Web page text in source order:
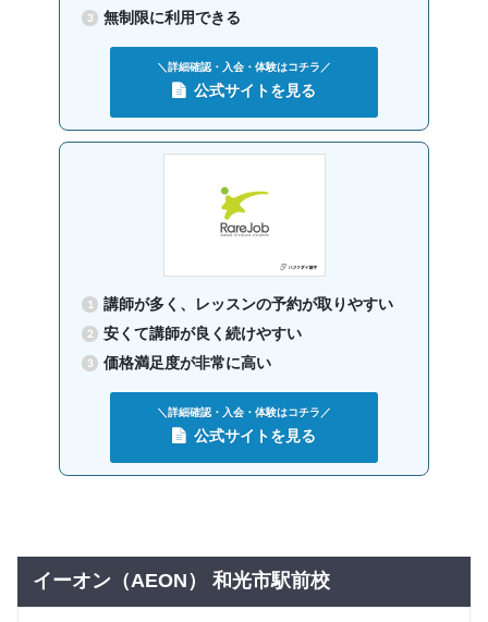
無制限に利用できる
＼詳細確認・入会・体験はコチラ／
公式サイトを見る
講師が多く、レッスンの予約が取りやすい
安くて講師が良く続けやすい
価格満足度が非常に高い
＼詳細確認・入会・体験はコチラ／
公式サイトを見る
イーオン（AEON） 和光市駅前校